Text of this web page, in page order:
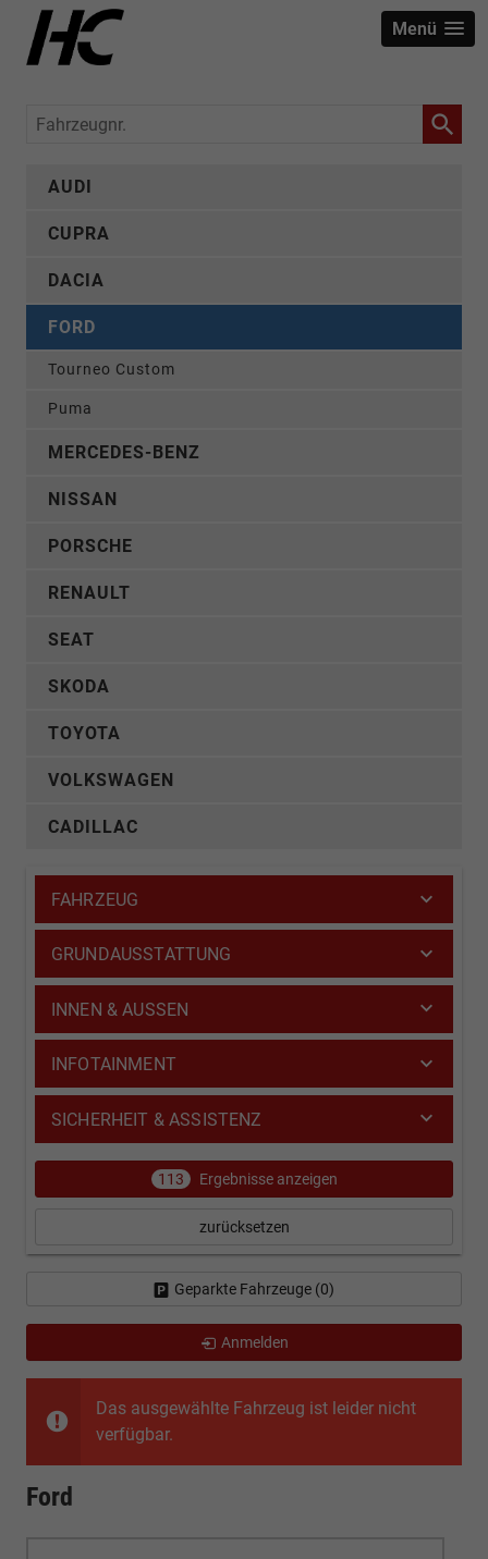
Menü
Das ausgewählte Fahrzeug ist leider nicht
verfügbar.
Ford
Fahrzeugnr.
AUDI
CUPRA
DACIA
FORD
Tourneo Custom
Puma
MERCEDES-BENZ
NISSAN
PORSCHE
RENAULT
SEAT
SKODA
TOYOTA
VOLKSWAGEN
CADILLAC
FAHRZEUG
GRUNDAUSSTATTUNG
INNEN & AUSSEN
INFOTAINMENT
SICHERHEIT & ASSISTENZ
113 Ergebnisse anzeigen
zurücksetzen
Geparkte Fahrzeuge (0)
Anmelden